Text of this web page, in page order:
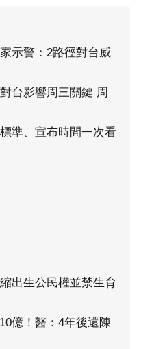
示警：2路徑對台威
台影響周三關鍵 周
準、宣布時間一次看
出生公民權並禁生育
億！醫：4年後還陳